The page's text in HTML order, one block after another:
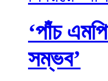
‘পাঁচ
সম্ভব’